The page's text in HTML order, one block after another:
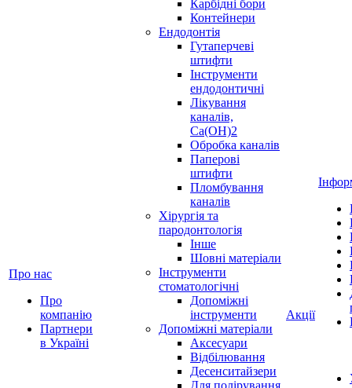
Про нас
Про
компанію
Партнери
в Україні
Карбідні бори
Контейнери
Ендодонтія
Гутаперчеві
штифти
Інструменти
ендодонтичні
Лікування
каналів,
Ca(OH)2
Обробка каналів
Паперові
штифти
Пломбування
каналів
Хірургія та
пародонтологія
Інше
Шовні матеріали
Інструменти
стоматологічні
Допоміжні
інструменти
Допоміжні матеріали
Аксесуари
Відбілювання
Десенситайзери
Для полірування
Акції